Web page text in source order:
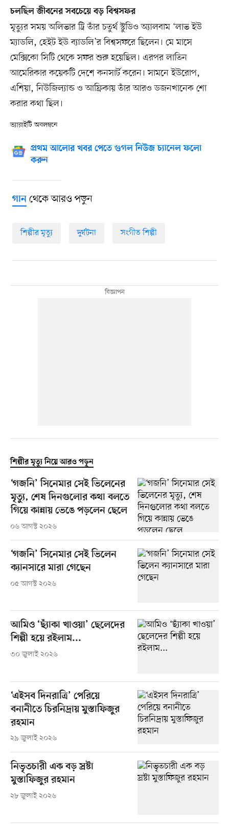
চলছিল জীবনের সবচেয়ে বড় বিশ্বসফর
মৃত্যুর সময় অলিভার ট্রি তাঁর চতুর্থ স্টুডিও অ্যালবাম ‘লাভ ইউ
ম্যাডলি, হেইট ইউ ব্যাডলি’র বিশ্বসফরে ছিলেন। মে মাসে
মেক্সিকো সিটি থেকে সফর শুরু হয়েছিল। এরপর লাতিন
আমেরিকার কয়েকটি দেশে কনসার্ট করেন। সামনে ইউরোপ,
এশিয়া, নিউজিল্যান্ড ও আফ্রিকায় তাঁর আরও ডজনখানেক শো
করার কথা ছিল।
ভ্যারাইটি অবলম্বনে
প্রথম আলোর খবর পেতে গুগল নিউজ চ্যানেল ফলো
করুন
গানথেকে আরও পড়ুন
শিল্পীর মৃত্যু দুর্ঘটনা সংগীত শিল্পী
শিল্পীর মৃত্যু নিয়ে আরও পড়ুন
‘গজনি’ সিনেমার সেই ভিলেনের
মৃত্যু, শেষ দিনগুলোর কথা বলতে
গিয়ে কান্নায় ভেঙে পড়লেন ছেলে
০৬ আগস্ট ২০২৬
‘গজনি’ সিনেমার সেই ভিলেন
ক্যানসারে মারা গেছেন
০৫ আগস্ট ২০২৬
আমিও ‘ছ্যাঁকা খাওয়া’ ছেলেদের
শিল্পী হয়ে রইলাম...
৩০ জুলাই ২০২৬
‘এইসব দিনরাত্রি’ পেরিয়ে
বনানীতে চিরনিদ্রায় মুস্তাফিজুর
রহমান
২৯ জুলাই ২০২৬
নিভৃতচারী এক বড় স্রষ্টা
মুস্তাফিজুর রহমান
২৮ জুলাই ২০২৬